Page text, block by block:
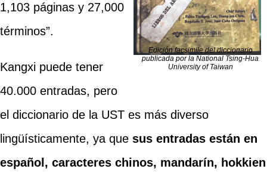
Edición facsimile del diccionario
publicada por la National Tsing-Hua
University of Taiwan
1,103 páginas y 27,000
términos”.
Kangxi puede tener
40.000 entradas, pero
el diccionario de la UST es más diverso
lingüísticamente, ya que sus entradas están en
español, caracteres chinos, mandarín, hokkien